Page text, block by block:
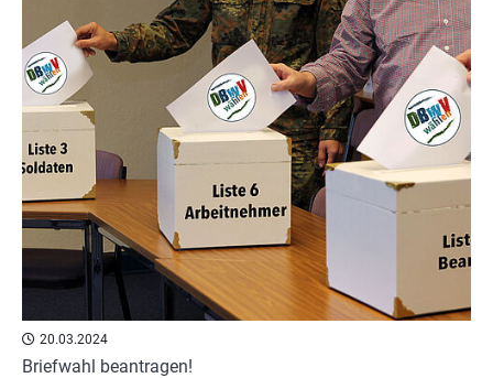
20.03.2024
Briefwahl beantragen!